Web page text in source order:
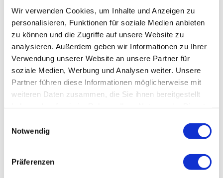
Wir verwenden Cookies, um Inhalte und Anzeigen zu
personalisieren, Funktionen für soziale Medien anbieten
zu können und die Zugriffe auf unsere Website zu
analysieren. Außerdem geben wir Informationen zu Ihrer
Verwendung unserer Website an unsere Partner für
soziale Medien, Werbung und Analysen weiter. Unsere
Partner führen diese Informationen möglicherweise mit
weiteren Daten zusammen, die Sie ihnen bereitgestellt
Notwendig
Präferenzen
Wissenswertes
INSTITUT
Lehr- &
Management-Team
Teilnehmerliste
SUCHEN / BUCHEN